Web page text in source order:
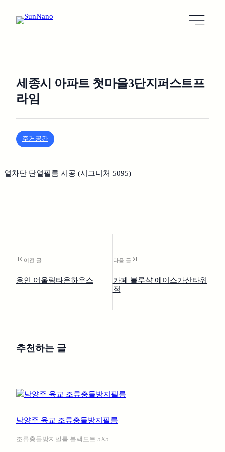
세종시 아파트 첫마을3단지퍼스트프
라임
주거공간
열차단 단열필름 시공 (시그니처 5095)
first_page 이전 글
용인 어울림타운하우스
다음 글 last_page
카페 블루샥 에이스가산타워
점
추천하는 글
남양주 육교 조류충돌방지필름
조류충돌방지필름 블랙도트 5X5